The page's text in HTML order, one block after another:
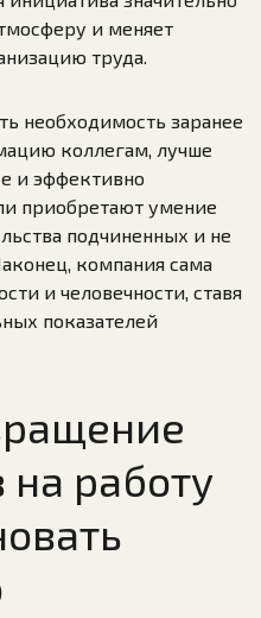
и меняет
труда.
необходимость заранее
коллегам, лучше
и эффективно
приобретают умение
подчиненных и не
компания сама
и человечности, ставя
показателей
на работу